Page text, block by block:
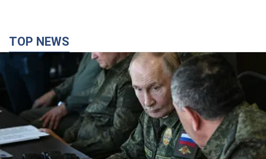
Поставлено завдання – вбивати якомога
більше українців: Фейгін назвав "тригери"
Путіна
У агресора є лише два варіанти примусу України до
капітуляції
2 години тому 8,5 т.
Армія РФ знищила підприємство Kromberg &